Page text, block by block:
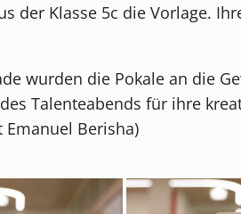
der Klasse 5c die Vorlage.
wurden die Pokale an die
Talenteabends für ihre
Berisha)